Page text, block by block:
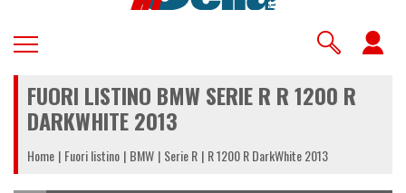
FUORI LISTINO BMW SERIE R R 1200 R
DARKWHITE 2013
Home Fuori listino BMW Serie R R 1200 R DarkWhite 2013